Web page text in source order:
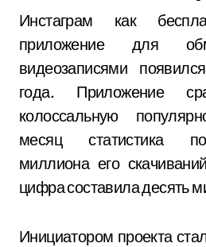
Инстаграм как
приложение для
видеозаписями
года. Приложение
колоссальную
месяц статистика
миллиона его
цифра составила десять
Инициатором проекта